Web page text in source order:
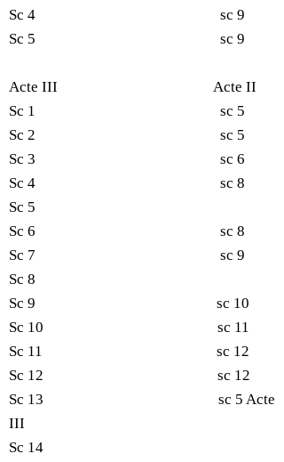
Sc 4 sc 9
Sc 5 sc 9
Acte III Acte II
Sc 1 sc 5
Sc 2 sc 5
Sc 3 sc 6
Sc 4 sc 8
Sc 5
Sc 6 sc 8
Sc 7 sc 9
Sc 8
Sc 9 sc 10
Sc 10 sc 11
Sc 11 sc 12
Sc 12 sc 12
Sc 13 sc 5 Acte
III
Sc 14